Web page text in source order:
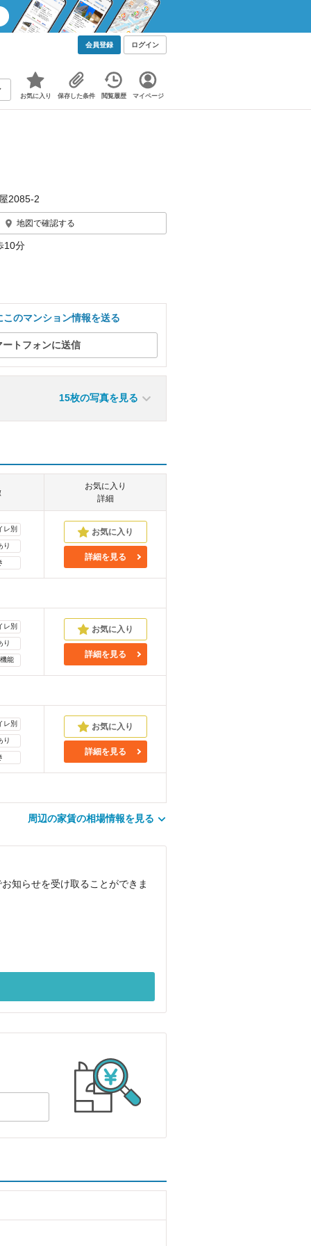
会員登録 ログイン
お気に入り 保存した条件 閲覧履歴 マイページ
2085‐2
地図で確認する
10分
のマンション情報を送る
トフォンに送信
15枚の写真を見る
お気に入り
詳細
レ別
り
詳細を見る
レ別
り
能
詳細を見る
レ別
り
詳細を見る
周辺の家賃の相場情報を見る
知らせを受け取ることができま